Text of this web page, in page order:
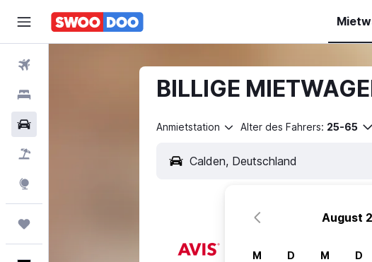
BILLIGE
Anmietstation Alter des Fahrers: 25-65
August
M D M D